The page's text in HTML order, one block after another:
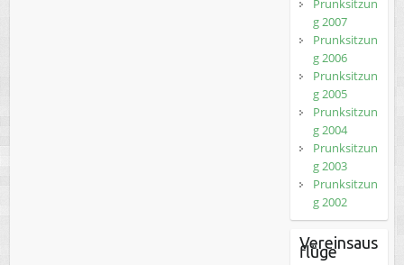
Prunksitzun
g 2007
Prunksitzun
g 2006
Prunksitzun
g 2005
Prunksitzun
g 2004
Prunksitzun
g 2003
Prunksitzun
g 2002
Vereinsaus
flüge